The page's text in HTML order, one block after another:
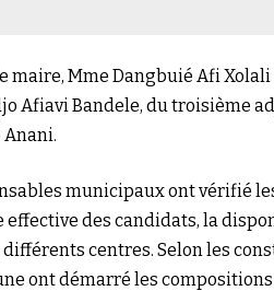
Mme Dangbuié Afi Xolali
Afiavi Bandele, du troisième
Anani.
municipaux ont vérifié
effective des candidats, la
centres. Selon les
ont démarré les